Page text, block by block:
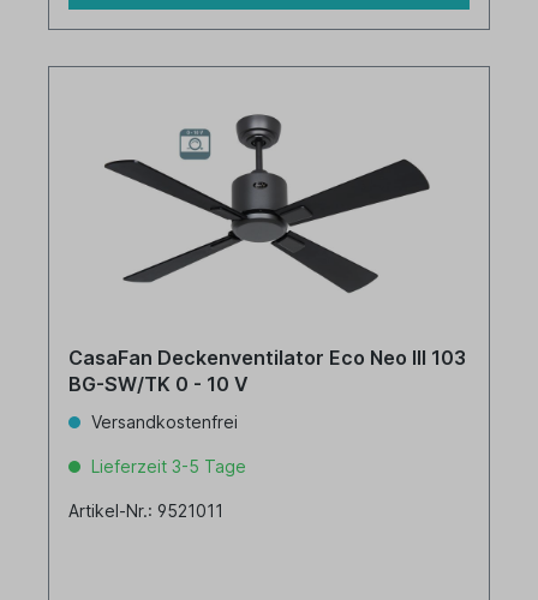
CasaFan Deckenventilator Eco Neo III 103
BG-SW/TK 0 - 10 V
Versandkostenfrei
Lieferzeit 3-5 Tage
Artikel-Nr.: 9521011